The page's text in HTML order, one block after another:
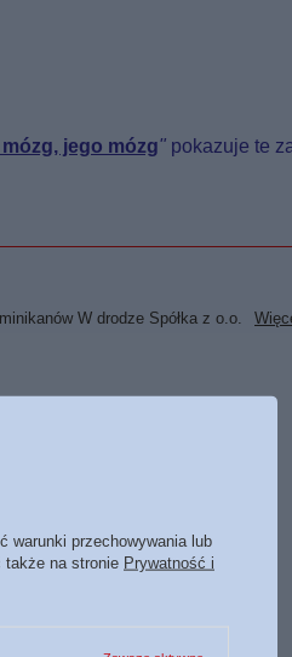
jego mózg" pokazuje te
W drodze Spółka z o.o.
warunki przechowywania lub
także na stronie Prywatność i